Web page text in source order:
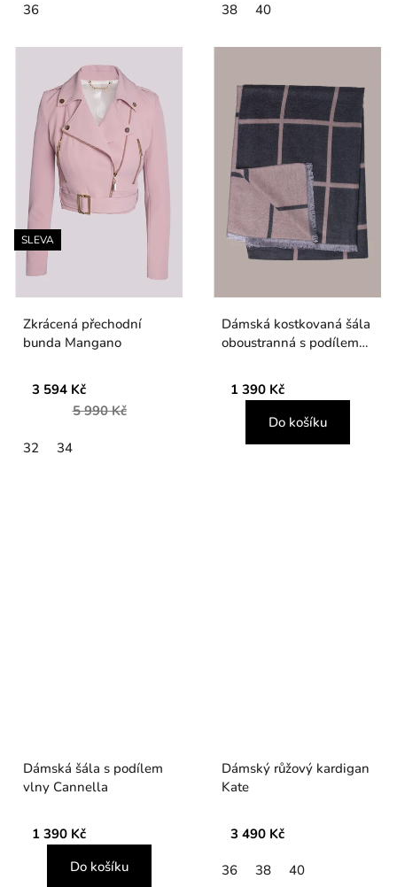
36 38 40
SLEVA
Zkrácená přechodní
bunda Mangano
3 594 Kč
5 990 Kč
32 34
Dámská kostkovaná šála
oboustranná s podílem
1 390 Kč
Do košíku
Dámská šála s podílem
vlny Cannella
1 390 Kč
Do košíku
Dámský růžový kardigan
Kate
3 490 Kč
36 38 40